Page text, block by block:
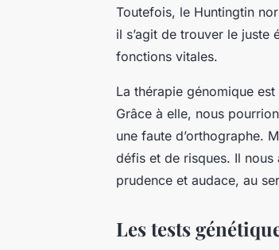
Toutefois, le Huntingtin
il s’agit de trouver le
fonctions vitales.
La thérapie génomique
Grâce à elle, nous
une faute d’orthographe.
défis et de risques. Il
prudence et audace, au
Les tests